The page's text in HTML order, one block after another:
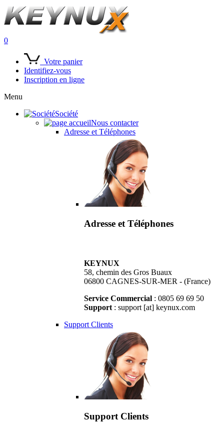
0
Votre panier
Identifiez-vous
Inscription en ligne
Menu
Société
Nous contacter
Adresse et Téléphones
Adresse et Téléphones
KEYNUX
58, chemin des Gros Buaux
06800 CAGNES-SUR-MER - (France)
Service Commercial : 0805 69 69 50
Support : support [at] keynux.com
Support Clients
Support Clients